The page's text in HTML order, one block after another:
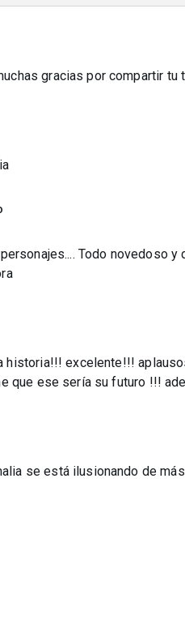
gracias por compartir tu
Todo novedoso
historia!!! excelente!!!
que ese sería su futuro !!!
se está ilusionando de